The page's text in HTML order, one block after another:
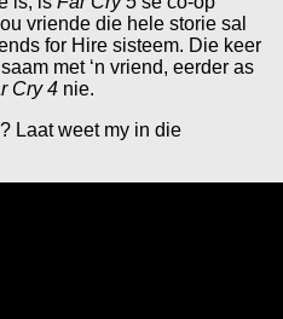
vriende die hele storie sal
for Hire sisteem. Die keer
met ‘n vriend, eerder as
Cry 4 nie.
Laat weet my in die